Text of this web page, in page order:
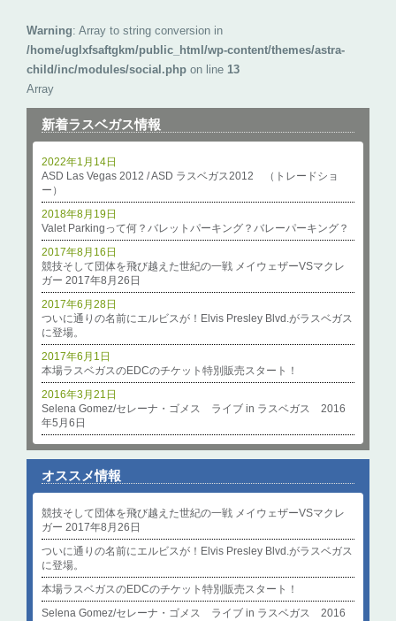
新着ラスベガス情報
ASD Las Vegas 2012 / ASD ラスベガス2012 （トレードショ
ー）
2022年1月14日
Valet Parkingって何？バレットパーキング？バレーパーキング？
2018年8月19日
競技そして団体を飛び越えた世紀の一戦 メイウェザーVSマクレ
ガー 2017年8月26日
2017年8月16日
ついに通りの名前にエルビスが！Elvis Presley Blvd.がラスベガス
に登場。
2017年6月28日
本場ラスベガスのEDCのチケット特別販売スタート！
2017年6月1日
Selena Gomez/セレーナ・ゴメス ライブ in ラスベガス 2016
年5月6日
2016年3月21日
オススメ情報
競技そして団体を飛び越えた世紀の一戦 メイウェザーVSマクレ
ガー 2017年8月26日
ついに通りの名前にエルビスが！Elvis Presley Blvd.がラスベガス
に登場。
本場ラスベガスのEDCのチケット特別販売スタート！
Selena Gomez/セレーナ・ゴメス ライブ in ラスベガス 2016
Warning: Array to string conversion in
/home/uglxfsaftgkm/public_html/wp-content/themes/astra-
child/inc/modules/social.php on line 13
Array